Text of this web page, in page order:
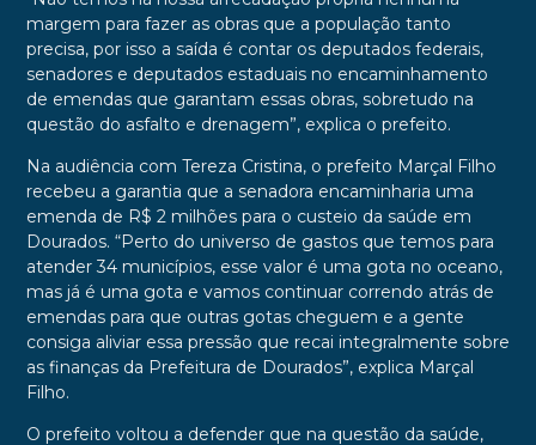
margem para fazer as obras que a população tanto
precisa, por isso a saída é contar os deputados federais,
senadores e deputados estaduais no encaminhamento
de emendas que garantam essas obras, sobretudo na
questão do asfalto e drenagem”, explica o prefeito.
Na audiência com Tereza Cristina, o prefeito Marçal Filho
recebeu a garantia que a senadora encaminharia uma
emenda de R$ 2 milhões para o custeio da saúde em
Dourados. “Perto do universo de gastos que temos para
atender 34 municípios, esse valor é uma gota no oceano,
mas já é uma gota e vamos continuar correndo atrás de
emendas para que outras gotas cheguem e a gente
consiga aliviar essa pressão que recai integralmente sobre
as finanças da Prefeitura de Dourados”, explica Marçal
Filho.
O prefeito voltou a defender que na questão da saúde,